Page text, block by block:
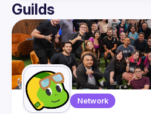
User
Events
Guilds
Guilds
Network